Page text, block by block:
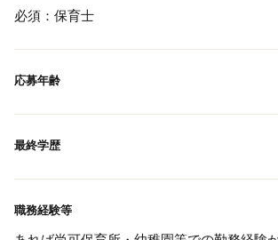
必須：保育士
応募年齢
最終学歴
職務経験等